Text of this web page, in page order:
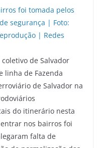
de Salvador
linha de Fazenda
de Salvador na
do itinerário nesta
nos bairros foi
falta de